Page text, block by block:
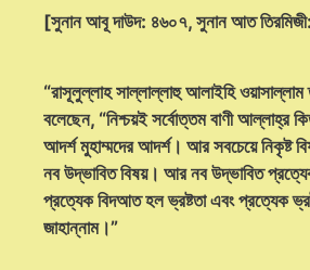
[সুনান আবূ দাউদ: ৪৬০৭, সুনান আত
“রাসূলুল্লাহ সাল্লাল্লাহু আলাইহি
বলেছেন, “নিশ্চয়ই সর্বোত্তম বাণী আল্লাহ্‌র
আদর্শ মুহাম্মদের আদর্শ। আর সবচেয়ে নিকৃষ্ট
নব উদ্ভাবিত বিষয়। আর নব উদ্ভাবিত
প্রত্যেক বিদআত হল ভ্রষ্টতা এবং প্রত্যেক
জাহান্নাম।”